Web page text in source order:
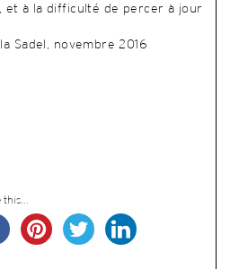
et à la difficulté de percer à jour
Sadel, novembre 2016